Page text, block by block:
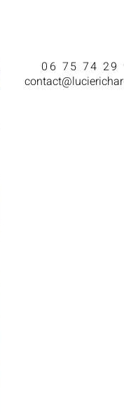
06 75 74 29